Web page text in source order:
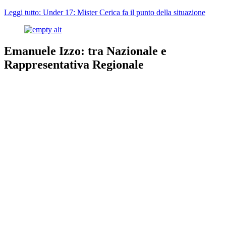
Leggi tutto: Under 17: Mister Cerica fa il punto della situazione
Emanuele Izzo: tra Nazionale e
Rappresentativa Regionale